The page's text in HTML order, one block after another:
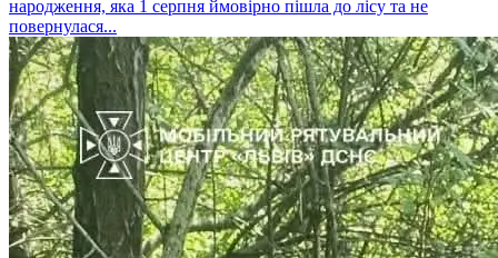
народження, яка 1 серпня ймовірно пішла до лісу та не
повернулася...